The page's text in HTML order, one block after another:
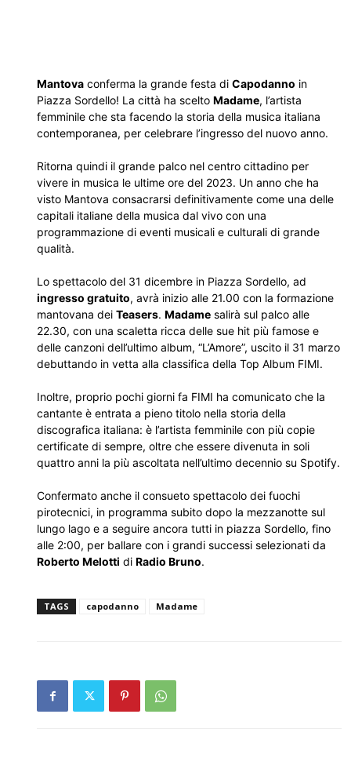
Mantova conferma la grande festa di Capodanno in
Piazza Sordello! La città ha scelto Madame, l’artista
femminile che sta facendo la storia della musica italiana
contemporanea, per celebrare l’ingresso del nuovo anno.
Ritorna quindi il grande palco nel centro cittadino per
vivere in musica le ultime ore del 2023. Un anno che ha
visto Mantova consacrarsi definitivamente come una delle
capitali italiane della musica dal vivo con una
programmazione di eventi musicali e culturali di grande
qualità.
Lo spettacolo del 31 dicembre in Piazza Sordello, ad
ingresso gratuito, avrà inizio alle 21.00 con la formazione
mantovana dei Teasers. Madame salirà sul palco alle
22.30, con una scaletta ricca delle sue hit più famose e
delle canzoni dell’ultimo album, “L’Amore”, uscito il 31 marzo
debuttando in vetta alla classifica della Top Album FIMI.
Inoltre, proprio pochi giorni fa FIMI ha comunicato che la
cantante è entrata a pieno titolo nella storia della
discografica italiana: è l’artista femminile con più copie
certificate di sempre, oltre che essere divenuta in soli
quattro anni la più ascoltata nell’ultimo decennio su Spotify.
Confermato anche il consueto spettacolo dei fuochi
pirotecnici, in programma subito dopo la mezzanotte sul
lungo lago e a seguire ancora tutti in piazza Sordello, fino
alle 2:00, per ballare con i grandi successi selezionati da
Roberto Melotti di Radio Bruno.
TAGS capodanno Madame